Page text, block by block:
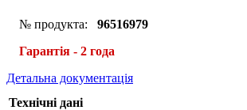
№ продукта:
96516979
Гарантія - 2 года
Детальна документація
Технічні дані